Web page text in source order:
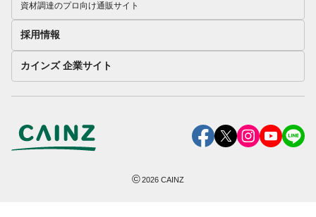
資材調達のプロ向け通販サイト
採用情報
カインズ 企業サイト
©2026 CAINZ